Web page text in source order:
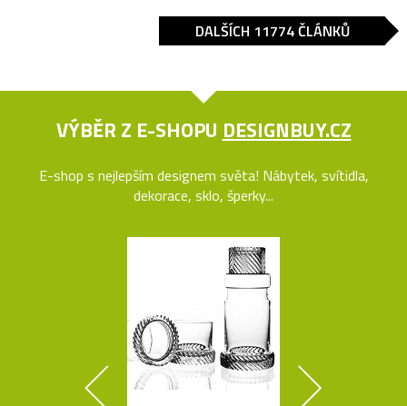
DALŠÍCH 11774 ČLÁNKŮ
VÝBĚR Z E-SHOPU DESIGNBUY.CZ
E-shop s nejlepším designem světa! Nábytek, svítidla,
dekorace, sklo, šperky...